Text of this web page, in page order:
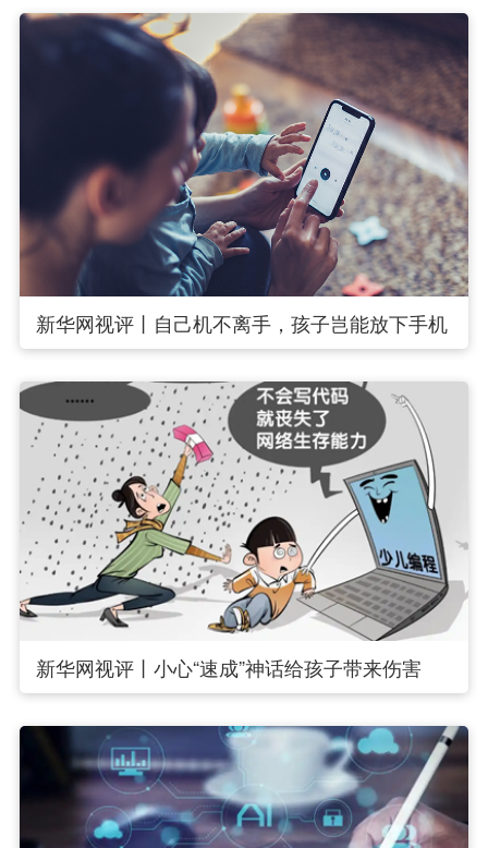
新华网视评丨自己机不离手，孩子岂能放下手机
新华网视评丨小心“速成”神话给孩子带来伤害